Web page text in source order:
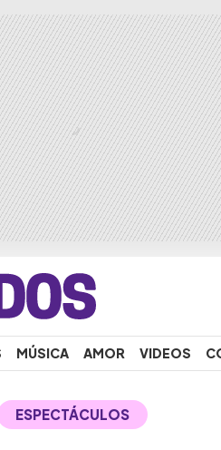
MÚSICA AMOR VIDEOS
ESPECTÁCULOS